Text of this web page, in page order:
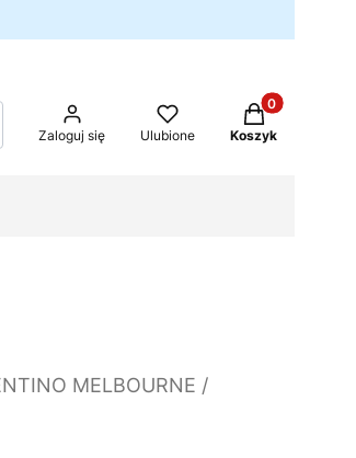
Zaloguj się Ulubione
Produkty w
Koszyk
MELBOURNE /